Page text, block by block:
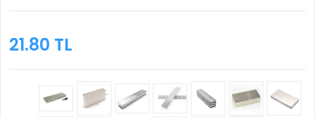
21.80 TL